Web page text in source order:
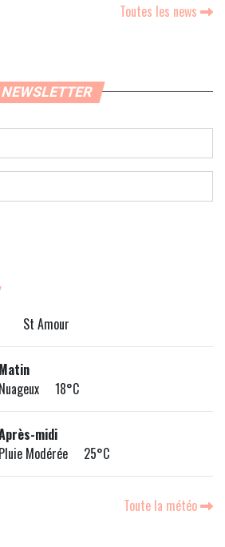
Toutes les news
NEWSLETTER
St Amour
Matin
Nuageux 18°C
midi
Pluie Modérée 25°C
Toute la météo